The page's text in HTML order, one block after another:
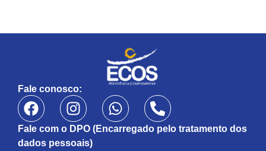
Fale conosco:
Fale com o DPO (Encarregado pelo tratamento dos
dados pessoais)